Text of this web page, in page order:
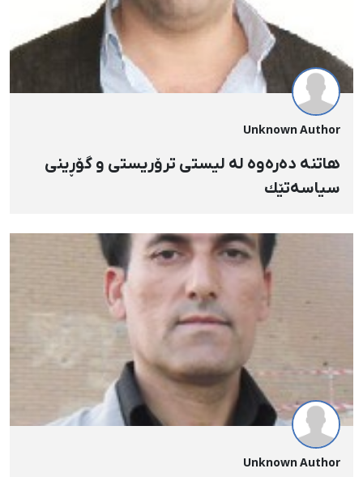
Unknown Author
هاتنە دەرەوە لە لیستی ترۆریستی و گۆڕینی
سیاسەتێك
Unknown Author